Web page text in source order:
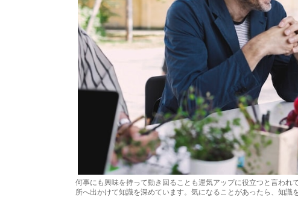
何事にも興味を持って動き回ることも運気アップに役立つと言わ
所へ出かけて知識を深めています。気になることがあったら、知識